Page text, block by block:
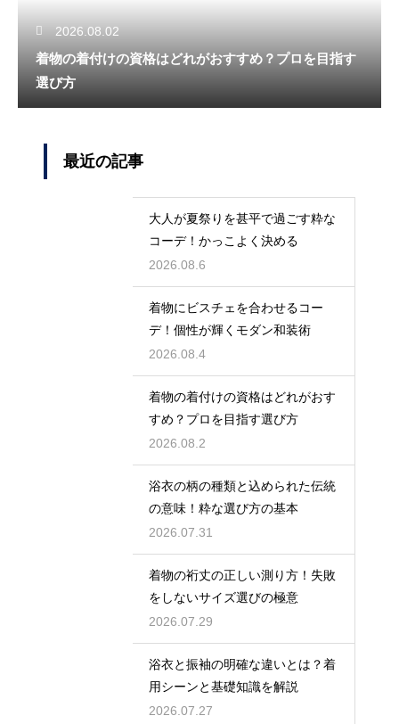
2026.08.02
着物の着付けの資格はどれがおすすめ？プロを目指す
選び方
最近の記事
大人が夏祭りを甚平で過ごす粋な
コーデ！かっこよく決める
2026.08.6
着物にビスチェを合わせるコー
デ！個性が輝くモダン和装術
2026.08.4
着物の着付けの資格はどれがおす
すめ？プロを目指す選び方
2026.08.2
浴衣の柄の種類と込められた伝統
の意味！粋な選び方の基本
2026.07.31
着物の裄丈の正しい測り方！失敗
をしないサイズ選びの極意
2026.07.29
浴衣と振袖の明確な違いとは？着
用シーンと基礎知識を解説
2026.07.27